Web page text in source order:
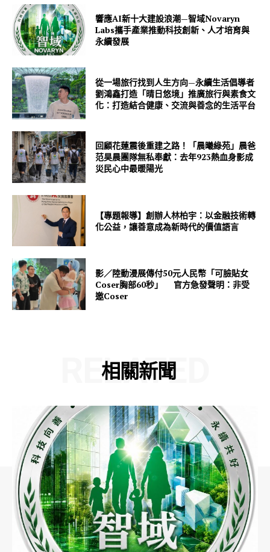
響應AI新十大建設浪潮—智域Novaryn
Labs攜手產業推動科技創新、人才培育與
永續發展
從一場旅行找到人生方向—永續生活倡導者
劉鴻鑫打造「晴日悠境」推廣旅行與素食文
化：打造結合健康、交流與善念的生活平台
回顧花蓮震後重建之路！「晨曦綠苑」晨爸
范昊晨團隊無私奉獻：去年923熱血身影成
災民心中最暖陽光
【專題報導】創辦人林柏宇：以金融技術轉
化公益，讓善意成為新時代的價值語言
影／陸動漫展傳付50元人民幣「可臉貼女
Coser胸部60秒」 官方急發聲明：非受
邀Coser
相關新聞
RELATED